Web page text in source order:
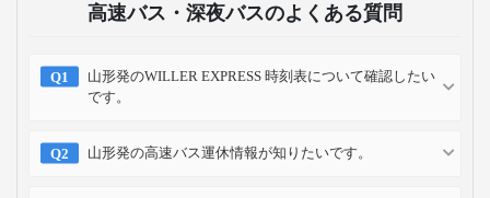
高速バス・深夜バスのよくある質問
山形発のWILLER EXPRESS 時刻表について確認したい
です。
山形発の高速バス運休情報が知りたいです。